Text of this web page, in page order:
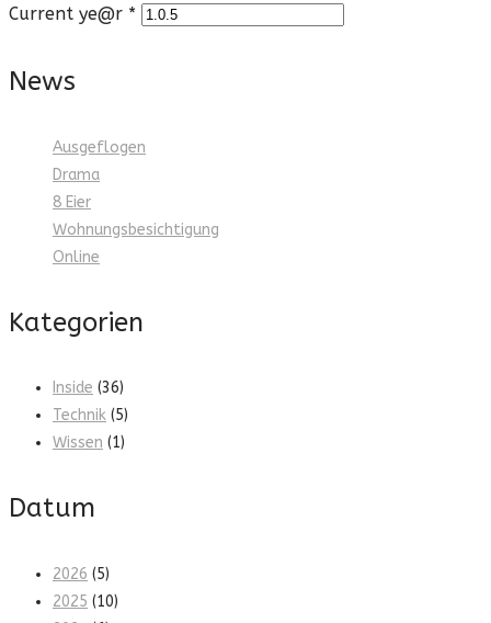
Current ye@r *
News
Ausgeflogen
Drama
8 Eier
Wohnungsbesichtigung
Online
Kategorien
Inside (36)
Technik (5)
Wissen (1)
Datum
2026 (5)
2025 (10)